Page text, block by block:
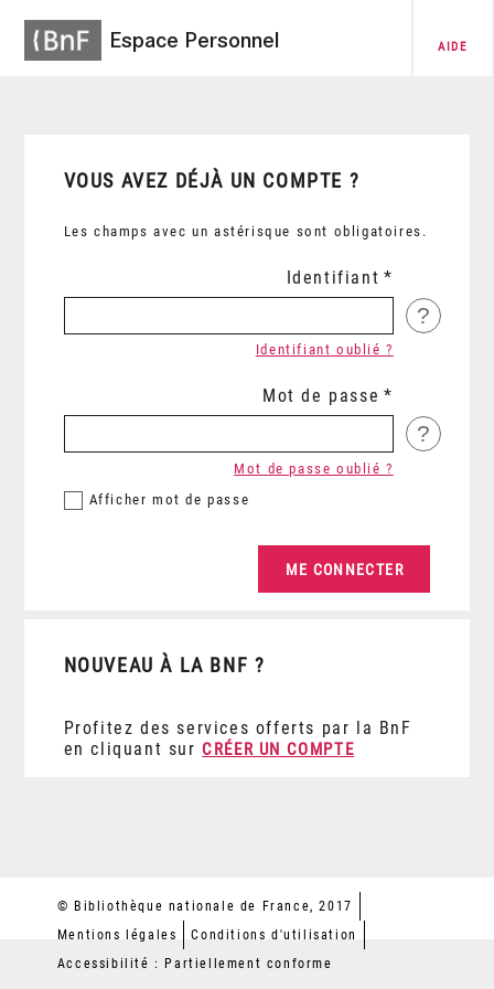
Espace Personnel AIDE
VOUS AVEZ DÉJÀ UN COMPTE ?
Les champs avec un astérisque sont obligatoires.
Identifiant
?
Identifiant oublié ?
Mot de passe
?
Afficher mot de passe
Mot de passe oublié ?
NOUVEAU À LA BNF ?
Profitez des services offerts par la BnF
en cliquant sur CRÉER UN COMPTE
© Bibliothèque nationale de France, 2017
Mentions légales
Conditions d'utilisation
Accessibilité : Partiellement conforme